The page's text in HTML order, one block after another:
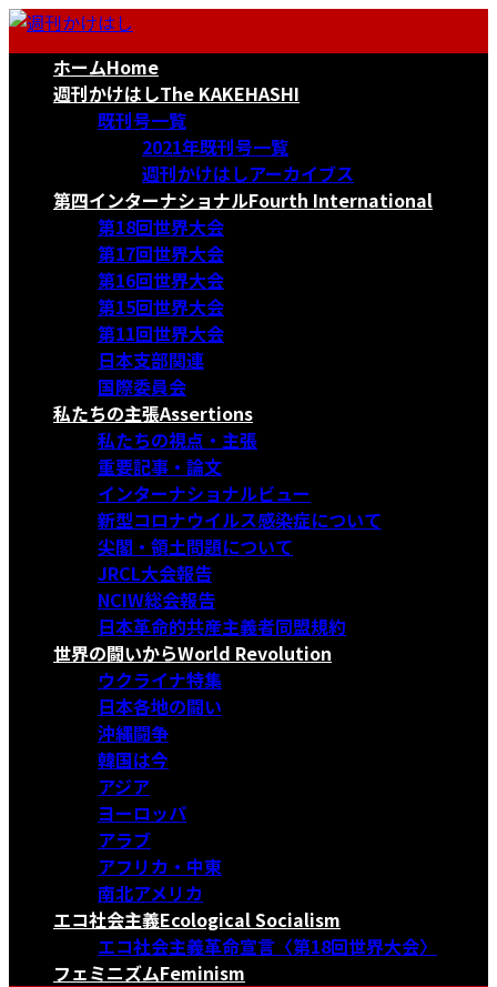
コ
ナ
ホームHome
週刊かけはしThe KAKEHASHI
既刊号一覧
2021年既刊号一覧
週刊かけはしアーカイブス
第四インターナショナルFourth International
第18回世界大会
第17回世界大会
第16回世界大会
第15回世界大会
第11回世界大会
日本支部関連
国際委員会
私たちの主張Assertions
私たちの視点・主張
重要記事・論文
インターナショナルビュー
新型コロナウイルス感染症について
尖閣・領土問題について
JRCL大会報告
NCIW総会報告
日本革命的共産主義者同盟規約
世界の闘いからWorld Revolution
ウクライナ特集
日本各地の闘い
沖縄闘争
韓国は今
アジア
ヨーロッパ
アラブ
アフリカ・中東
南北アメリカ
エコ社会主義Ecological Socialism
エコ社会主義革命宣言〈第18回世界大会〉
フェミニズムFeminism